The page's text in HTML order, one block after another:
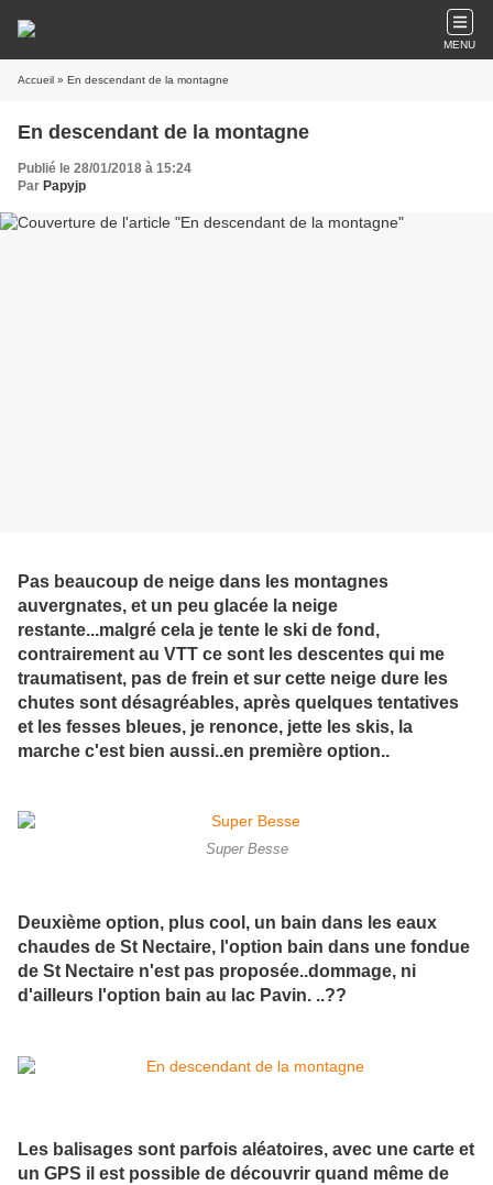
MENU
Accueil » En descendant de la montagne
En descendant de la montagne
Publié le 28/01/2018 à 15:24
Par Papyjp
Pas beaucoup de neige dans les montagnes
auvergnates, et un peu glacée la neige
restante...malgré cela je tente le ski de fond,
contrairement au VTT ce sont les descentes qui me
traumatisent, pas de frein et sur cette neige dure les
chutes sont désagréables, après quelques tentatives
et les fesses bleues, je renonce, jette les skis, la
marche c'est bien aussi..en première option..
Super Besse
Deuxième option, plus cool, un bain dans les eaux
chaudes de St Nectaire, l'option bain dans une fondue
de St Nectaire n'est pas proposée..dommage, ni
d'ailleurs l'option bain au lac Pavin. ..??
Les balisages sont parfois aléatoires, avec une carte et
un GPS il est possible de découvrir quand même de